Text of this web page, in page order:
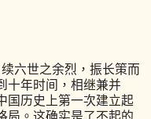
六世之余烈，振长策而
十年时间，相继兼并
国历史上第一次建立起
局。这确实是了不起的